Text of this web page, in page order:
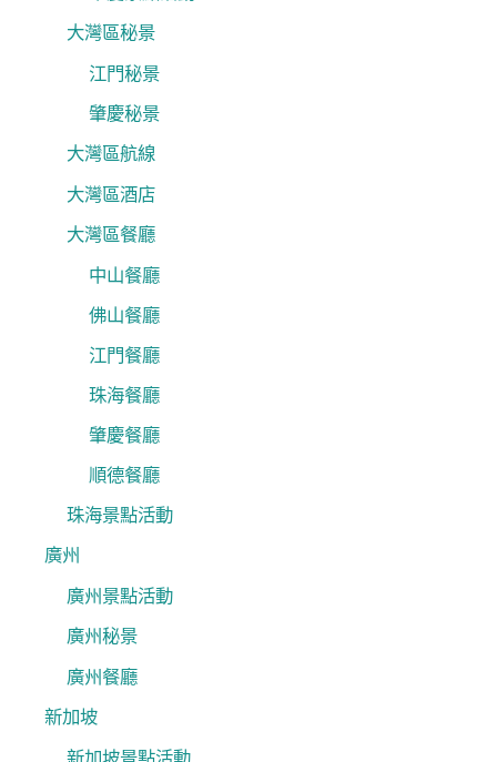
大灣區秘景
江門秘景
肇慶秘景
大灣區航線
大灣區酒店
大灣區餐廳
中山餐廳
佛山餐廳
江門餐廳
珠海餐廳
肇慶餐廳
順德餐廳
珠海景點活動
廣州
廣州景點活動
廣州秘景
廣州餐廳
新加坡
新加坡景點活動